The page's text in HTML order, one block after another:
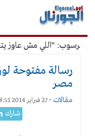
القائمة
الرئيسية
مش عاوز يتعلم
رسالة مفتوحة
مصر
مقالات -27 فبراير 2014 8:51 م
شارك